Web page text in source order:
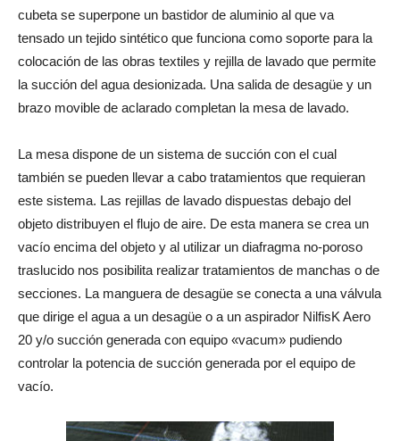
cubeta se superpone un bastidor de aluminio al que va
tensado un tejido sintético que funciona como soporte para la
colocación de las obras textiles y rejilla de lavado que permite
la succión del agua desionizada. Una salida de desagüe y un
brazo movible de aclarado completan la mesa de lavado.
La mesa dispone de un sistema de succión con el cual
también se pueden llevar a cabo tratamientos que requieran
este sistema. Las rejillas de lavado dispuestas debajo del
objeto distribuyen el flujo de aire. De esta manera se crea un
vacío encima del objeto y al utilizar un diafragma no-poroso
traslucido nos posibilita realizar tratamientos de manchas o de
secciones. La manguera de desagüe se conecta a una válvula
que dirige el agua a un desagüe o a un aspirador NilfisK Aero
20 y/o succión generada con equipo «vacum» pudiendo
controlar la potencia de succión generada por el equipo de
vacío.